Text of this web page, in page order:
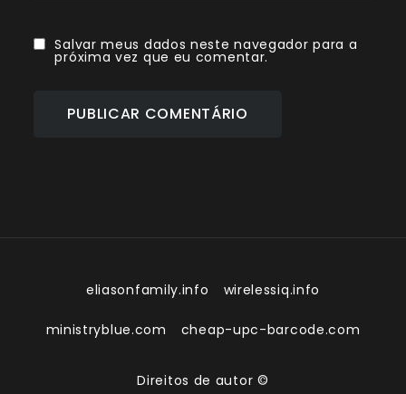
Salvar meus dados neste navegador para a
próxima vez que eu comentar.
eliasonfamily.info wirelessiq.info
ministryblue.com cheap-upc-barcode.com
Direitos de autor ©